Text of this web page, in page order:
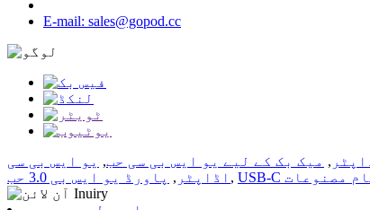
E-mail: sales@gopod.cc
, میک بک کے لیے یو ایس بی سی حب, یو ایس بی سی
اڈاپٹر , پاورڈ یو ایس بی 3.0 حب , مصنوعات